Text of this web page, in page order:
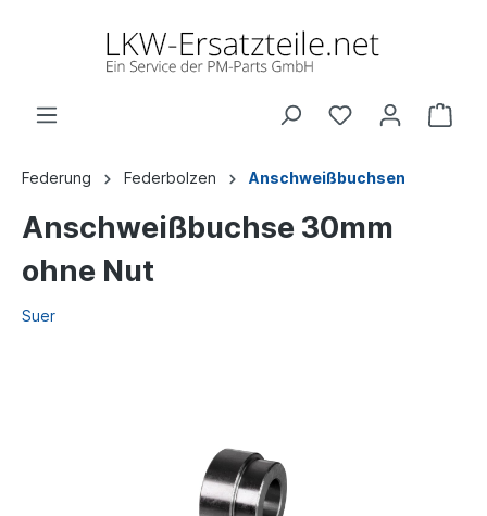
Federung Federbolzen Anschweißbuchsen
Anschweißbuchse 30mm
ohne Nut
Suer